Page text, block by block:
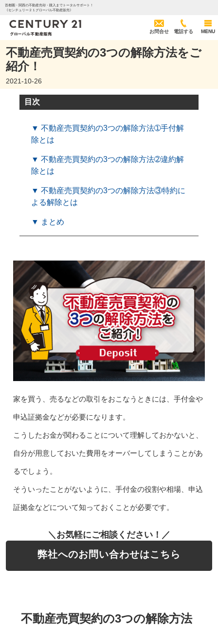
首都圏・関西の不動産売却・購入までトータルサポート！
《センチュリー２１グローバル不動産販売》
お問合せ 電話する MENU
不動産売買契約の3つの解除方法をご
紹介！
2021-10-26
目次
▼ 不動産売買契約の3つの解除方法➀手付解
除とは
▼ 不動産売買契約の3つの解除方法➁違約解
除とは
▼ 不動産売買契約の3つの解除方法③特約に
よる解除とは
▼ まとめ
家を買う、売るなどの取引をおこなうときには、手付金や
申込証拠金などが必要になります。
こうしたお金が関わることについて理解しておかないと、
自分が用意しておいた費用をオーバーしてしまうことがあ
るでしょう。
そういったことがないように、手付金の役割や相場、申込
証拠金などについて知っておくことが必要です。
＼お気軽にご相談ください！／
弊社へのお問い合わせはこちら
不動産売買契約の3つの解除方法